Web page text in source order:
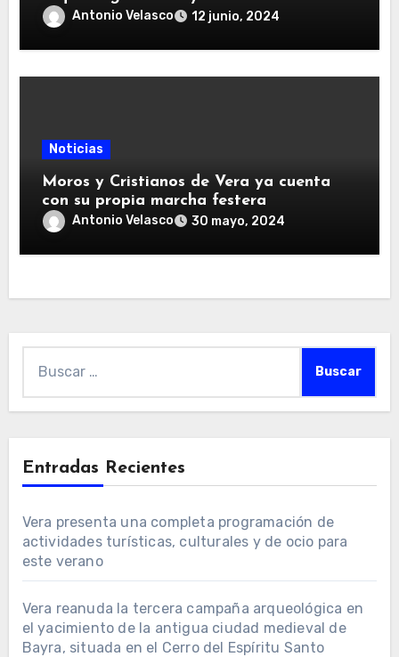
antigua ciudad medieval de Bayra,
situada en el Cerro del Espíritu Santo
Antonio Velasco 12 junio, 2024
Noticias
Moros y Cristianos de Vera ya cuenta
con su propia marcha festera
Antonio Velasco 30 mayo, 2024
Entradas Recientes
Vera presenta una completa programación de
actividades turísticas, culturales y de ocio para
este verano
Vera reanuda la tercera campaña arqueológica en
el yacimiento de la antigua ciudad medieval de
Bayra, situada en el Cerro del Espíritu Santo